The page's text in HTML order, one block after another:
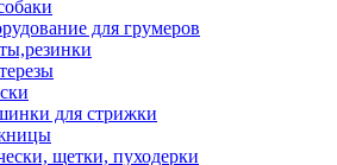
для грумеров
для стрижки
щетки, пуходерки